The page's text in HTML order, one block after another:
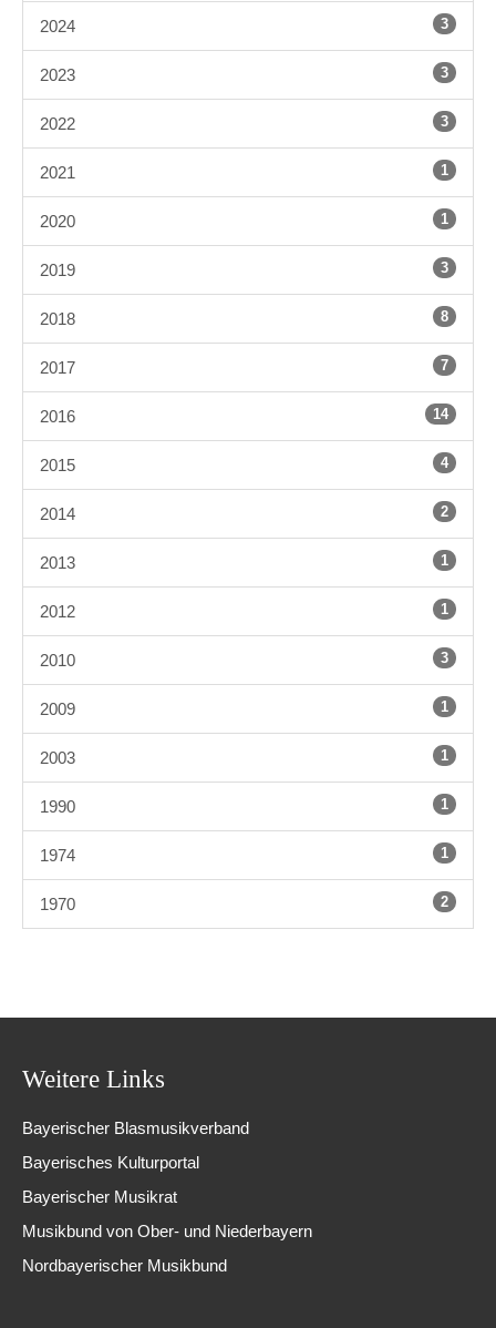
2024 3
2023 3
2022 3
2021 1
2020 1
2019 3
2018 8
2017 7
2016 14
2015 4
2014 2
2013 1
2012 1
2010 3
2009 1
2003 1
1990 1
1974 1
1970 2
Weitere Links
Bayerischer Blasmusikverband
Bayerisches Kulturportal
Bayerischer Musikrat
Musikbund von Ober- und Niederbayern
Nordbayerischer Musikbund